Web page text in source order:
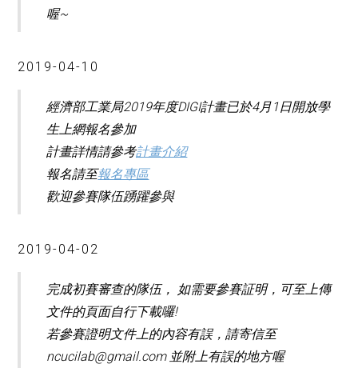
喔~
2019-04-10
經濟部工業局2019年度DIGI計畫已於4月1日開放學
生上網報名參加
計畫詳情請參考計畫介紹
報名請至報名專區
歡迎參賽隊伍踴躍參與
2019-04-02
完成初賽審查的隊伍， 如需要參賽証明，可至上傳
文件的頁面自行下載囉!
若參賽證明文件上的內容有誤，請寄信至
ncucilab@gmail.com 並附上有誤的地方喔